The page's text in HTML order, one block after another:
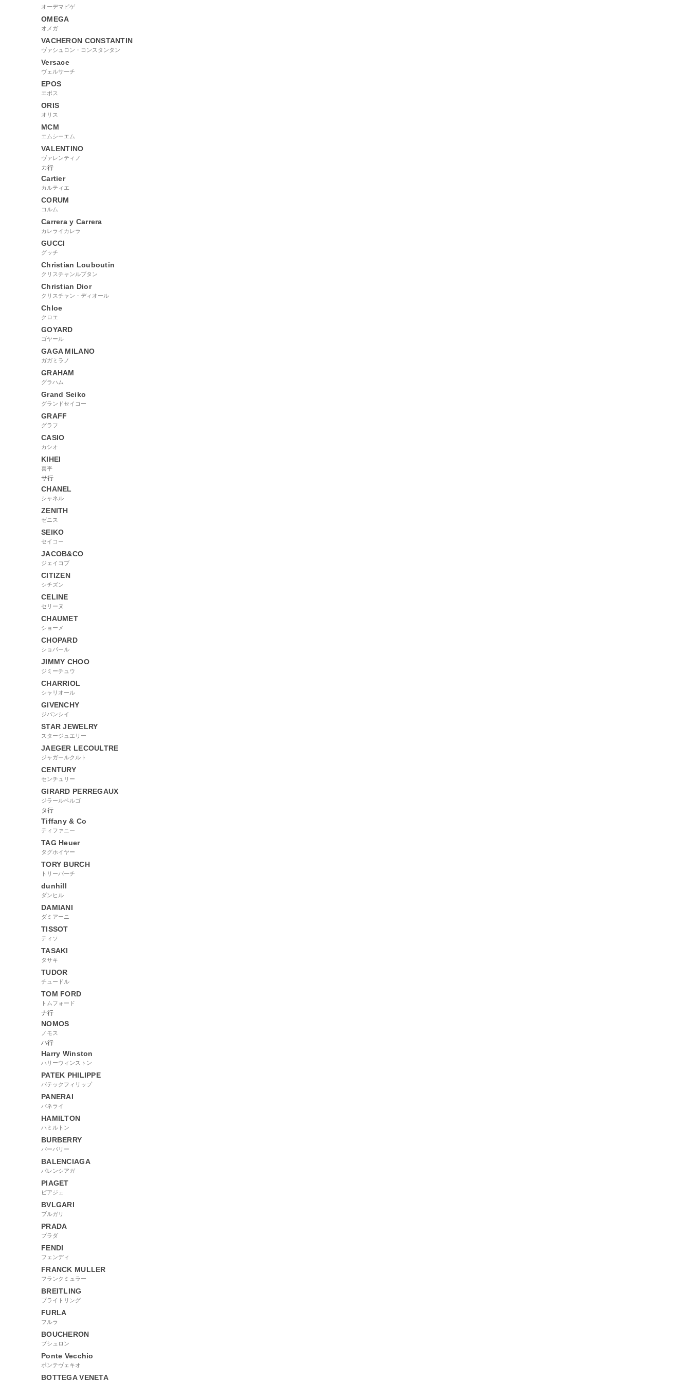
オーデマピゲ
OMEGA
オメガ
VACHERON CONSTANTIN
ヴァシュロン・コンスタンタン
Versace
ヴェルサーチ
EPOS
エポス
ORIS
オリス
MCM
エムシーエム
VALENTINO
ヴァレンティノ
カ行
Cartier
カルティエ
CORUM
コルム
Carrera y Carrera
カレライカレラ
GUCCI
グッチ
Christian Louboutin
クリスチャンルブタン
Christian Dior
クリスチャン・ディオール
Chloe
クロエ
GOYARD
ゴヤール
GAGA MILANO
ガガミラノ
GRAHAM
グラハム
Grand Seiko
グランドセイコー
GRAFF
グラフ
CASIO
カシオ
KIHEI
喜平
サ行
CHANEL
シャネル
ZENITH
ゼニス
SEIKO
セイコー
JACOB&CO
ジェイコブ
CITIZEN
シチズン
CELINE
セリーヌ
CHAUMET
ショーメ
CHOPARD
ショパール
JIMMY CHOO
ジミーチュウ
CHARRIOL
シャリオール
GIVENCHY
ジバンシイ
STAR JEWELRY
スタージュエリー
JAEGER LECOULTRE
ジャガールクルト
CENTURY
センチュリー
GIRARD PERREGAUX
ジラールペルゴ
タ行
Tiffany & Co
ティファニー
TAG Heuer
タグホイヤー
TORY BURCH
トリーバーチ
dunhill
ダンヒル
DAMIANI
ダミアーニ
TISSOT
ティソ
TASAKI
タサキ
TUDOR
チュードル
TOM FORD
トムフォード
ナ行
NOMOS
ノモス
ハ行
Harry Winston
ハリーウィンストン
PATEK PHILIPPE
パテックフィリップ
PANERAI
パネライ
HAMILTON
ハミルトン
BURBERRY
バーバリー
BALENCIAGA
バレンシアガ
PIAGET
ピアジェ
BVLGARI
ブルガリ
PRADA
プラダ
FENDI
フェンディ
FRANCK MULLER
フランクミュラー
BREITLING
ブライトリング
FURLA
フルラ
BOUCHERON
ブシュロン
Ponte Vecchio
ポンテヴェキオ
BOTTEGA VENETA